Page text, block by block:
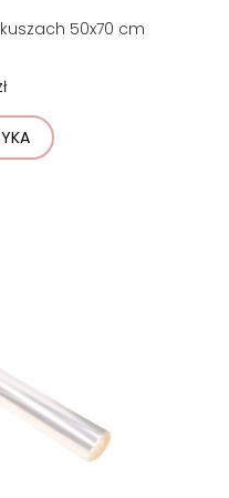
50x70 cm